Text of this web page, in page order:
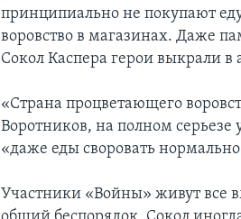
принципиально не покупают
воровство в магазинах. Даже
Сокол Каспера герои выкрали
«Страна процветающего
Воротников, на полном
«даже еды своровать
Участники «Войны» живут все